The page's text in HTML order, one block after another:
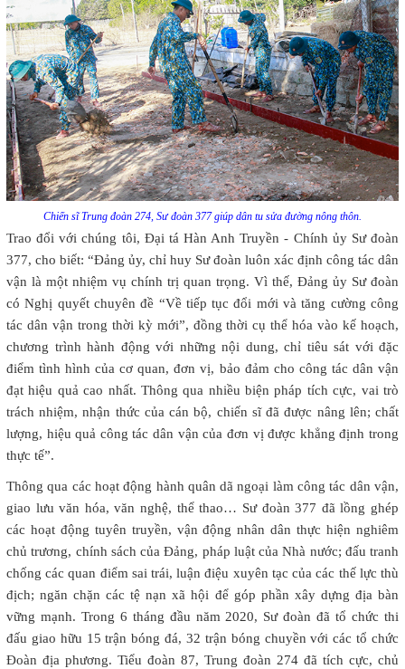
Chiến sĩ Trung đoàn 274, Sư đoàn 377 giúp dân tu sửa đường nông thôn.
Trao đổi với chúng tôi, Đại tá Hàn Anh Truyền - Chính ủy Sư đoàn
377, cho biết: “Đảng ủy, chỉ huy Sư đoàn luôn xác định công tác dân
vận là một nhiệm vụ chính trị quan trọng. Vì thế, Đảng ủy Sư đoàn
có Nghị quyết chuyên đề “Về tiếp tục đổi mới và tăng cường công
tác dân vận trong thời kỳ mới”, đồng thời cụ thể hóa vào kế hoạch,
chương trình hành động với những nội dung, chỉ tiêu sát với đặc
điểm tình hình của cơ quan, đơn vị, bảo đảm cho công tác dân vận
đạt hiệu quả cao nhất. Thông qua nhiều biện pháp tích cực, vai trò
trách nhiệm, nhận thức của cán bộ, chiến sĩ đã được nâng lên; chất
lượng, hiệu quả công tác dân vận của đơn vị được khẳng định trong
thực tế”.
Thông qua các hoạt động hành quân dã ngoại làm công tác dân vận,
giao lưu văn hóa, văn nghệ, thể thao… Sư đoàn 377 đã lồng ghép
các hoạt động tuyên truyền, vận động nhân dân thực hiện nghiêm
chủ trương, chính sách của Đảng, pháp luật của Nhà nước; đấu tranh
chống các quan điểm sai trái, luận điệu xuyên tạc của các thế lực thù
địch; ngăn chặn các tệ nạn xã hội để góp phần xây dựng địa bàn
vững mạnh. Trong 6 tháng đầu năm 2020, Sư đoàn đã tổ chức thi
đấu giao hữu 15 trận bóng đá, 32 trận bóng chuyền với các tổ chức
Đoàn địa phương. Tiểu đoàn 87, Trung đoàn 274 đã tích cực, chủ